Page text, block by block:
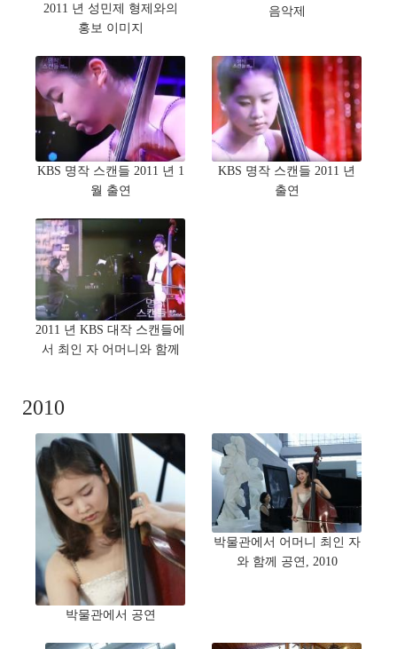
2011 년 성민제 형제와의
홍보 이미지
음악제
KBS 명작 스캔들 2011 년 1
월 출연
KBS 명작 스캔들 2011 년
출연
2011 년 KBS 대작 스캔들에
서 최인 자 어머니와 함께
2010
박물관에서 공연
박물관에서 어머니 최인 자
와 함께 공연, 2010